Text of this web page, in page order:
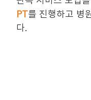
PT를 진행하고 병
다.